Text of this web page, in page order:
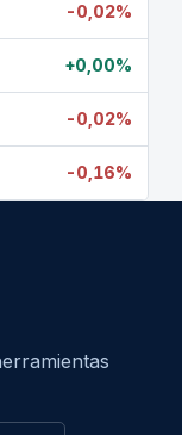
-0,02%
+0,00%
-0,02%
-0,16%